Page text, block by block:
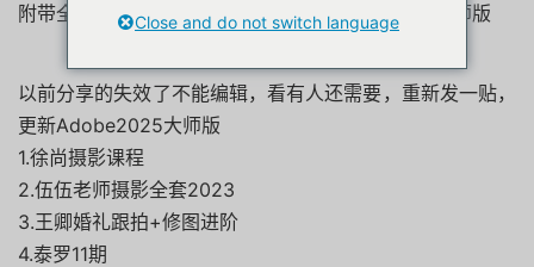
附带全网95套摄影博主课程3664G+Adobe2025大师版
以前分享的失效了不能编辑，看有人还需要，重新发一贴，
更新Adobe2025大师版
1.徐尚摄影课程
2.伍伍老师摄影全套2023
3.王卿婚礼跟拍+修图进阶
4.泰罗11期
Close and do not switch language